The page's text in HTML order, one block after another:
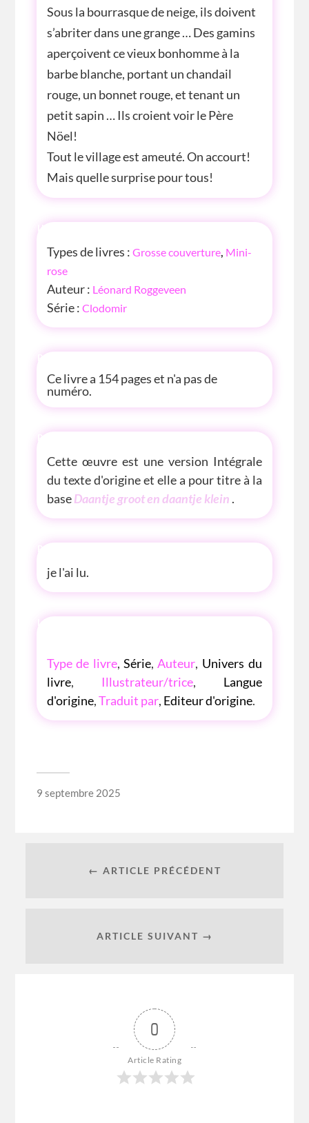
Sous la bourrasque de neige, ils doivent
s’abriter dans une grange … Des gamins
aperçoivent ce vieux bonhomme à la
barbe blanche, portant un chandail
rouge, un bonnet rouge, et tenant un
petit sapin … Ils croient voir le Père
Nöel!
Tout le village est ameuté. On accourt!
Mais quelle surprise pour tous!
INFOS
Types de livres : Grosse couverture, Mini-
rose
Auteur : Léonard Roggeveen
Série : Clodomir
P'TITE INFOS
Ce livre a 154 pages et n'a pas de
numéro.
P'TITE(S) INFOS SUR LE LIVRE
Cette œuvre est une version Intégrale
du texte d'origine et elle a pour titre à la
baseDaantje groot en daantje klein .
P'TITE ANECDOTE
je l'ai lu.
LES P'TITES LISTES DES BIBLIOTHÈQUE
Type de livre, Série, Auteur, Univers du
livre, Illustrateur/trice, Langue
d'origine,Traduit par, Editeur d'origine.
9 septembre 2025
← ARTICLE PRÉCÉDENT
ARTICLE SUIVANT →
0
Article Rating